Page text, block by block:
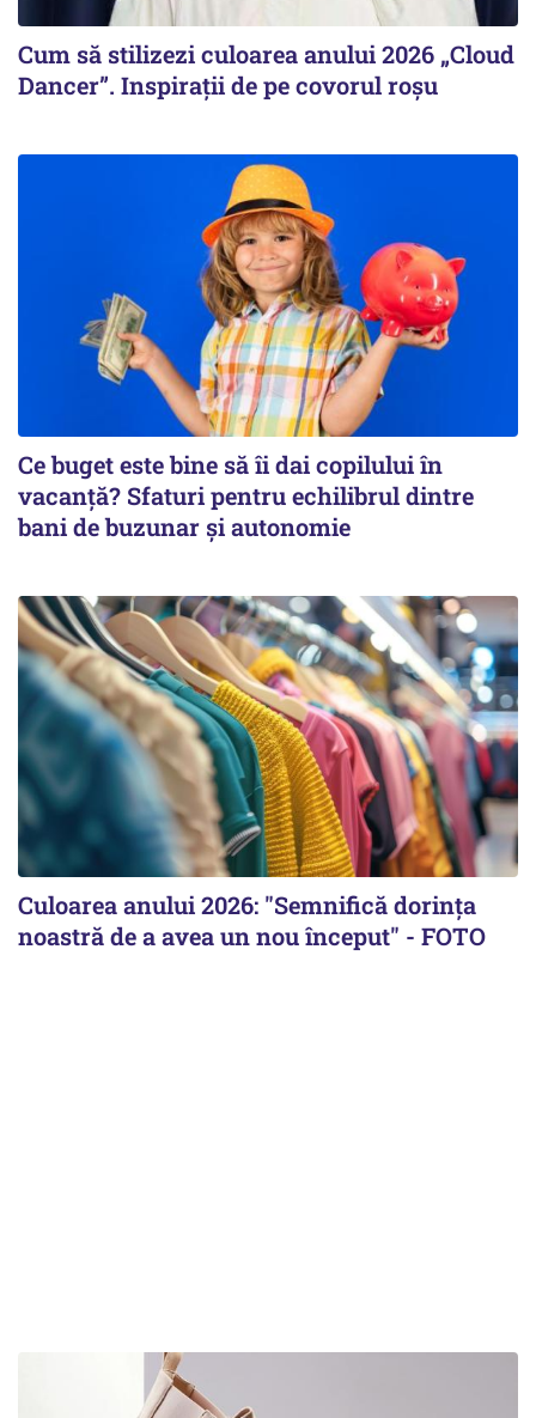
Cum să stilizezi culoarea anului 2026 „Cloud
Dancer”. Inspirații de pe covorul roșu
Ce buget este bine să îi dai copilului în
vacanță? Sfaturi pentru echilibrul dintre
bani de buzunar și autonomie
Culoarea anului 2026: "Semnifică dorința
noastră de a avea un nou început" - FOTO